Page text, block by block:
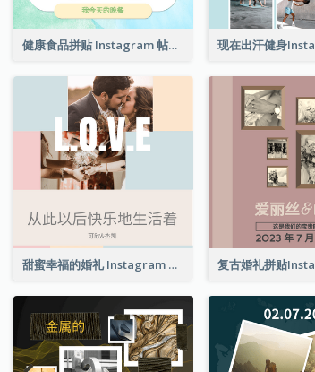
健康食品拼贴 Instagram 帖子
甜蜜幸福的婚礼 Instagram 帖子